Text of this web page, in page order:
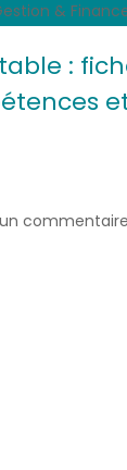
&
:
commentaire